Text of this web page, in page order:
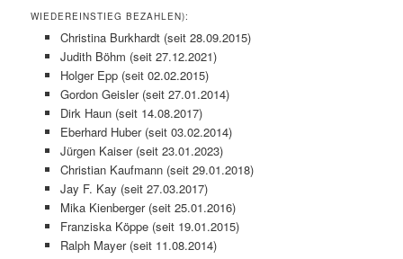
WIEDEREINSTIEG BEZAHLEN):
Christina Burkhardt (seit 28.09.2015)
Judith Böhm (seit 27.12.2021)
Holger Epp (seit 02.02.2015)
Gordon Geisler (seit 27.01.2014)
Dirk Haun (seit 14.08.2017)
Eberhard Huber (seit 03.02.2014)
Jürgen Kaiser (seit 23.01.2023)
Christian Kaufmann (seit 29.01.2018)
Jay F. Kay (seit 27.03.2017)
Mika Kienberger (seit 25.01.2016)
Franziska Köppe (seit 19.01.2015)
Ralph Mayer (seit 11.08.2014)